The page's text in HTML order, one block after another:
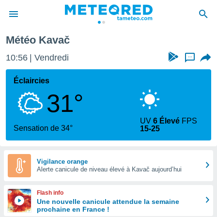
de
Météo Kavač
10:56 Vendredi ...
Éclaircies
31°
Sensation de 34°
UV6 Élevé FPS
15-25
Vigilance orange
Alerte canicule de niveau élevé à Kavač aujourd’hui
Flash info
Une nouvelle canicule attendue la semaine
prochaine en France !